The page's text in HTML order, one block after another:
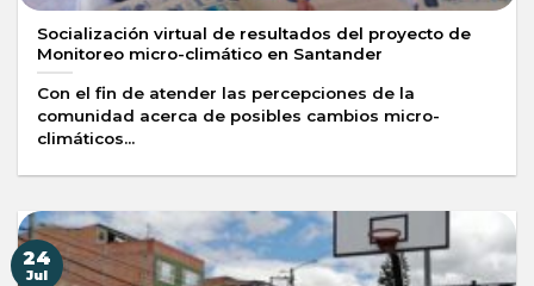
Socialización virtual de resultados del proyecto de
Monitoreo micro-climático en Santander
Con el fin de atender las percepciones de la
comunidad acerca de posibles cambios micro-
climáticos...
24
Jul